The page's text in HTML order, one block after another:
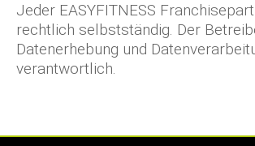
Jeder EASYFITNESS
rechtlich selbstständig. Der
Datenerhebung und
verantwortlich.